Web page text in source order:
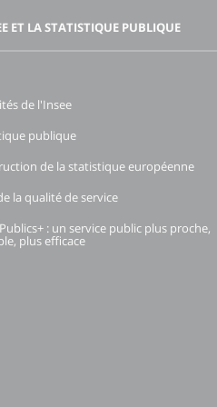
ET LA STATISTIQUE PUBLIQUE
de l'Insee
publique
de la statistique européenne
la qualité de service
: un service public plus proche,
plus efficace